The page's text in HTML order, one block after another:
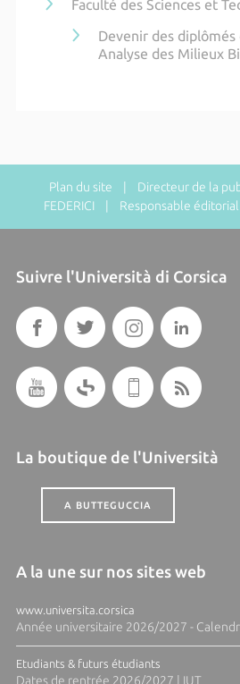
Faculté des Sciences et
Devenir des diplômés
Analyse des Milieux
Plan du site | Directeur de la
FEDERICI | Responsable éditorial
Suivre l'Università di Corsica
La boutique de l'Università
A BUTTEGUCCIA
A la une sur nos sites web
www.universita.corsica
Année universitaire 2026/2027 -
Etudiants & futurs étudiants
Dates de rentrée 2026/2027 | IUT